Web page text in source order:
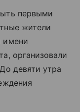
первыми
жители
имени
организовали
девяти утра